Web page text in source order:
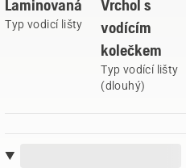
Laminovaná
Typ vodicí lišty
Vrchol s
vodícím
kolečkem
Typ vodící lišty
(dlouhý)